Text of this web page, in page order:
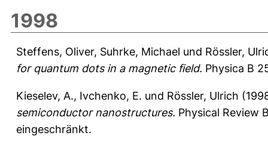
1998
Steffens, Oliver, Suhrke, Michael und Rössler,
for quantum dots in a magnetic field. Physica B
Kieselev, A., Ivchenko, E. und Rössler, Ulrich
semiconductor nanostructures. Physical Review
eingeschränkt.